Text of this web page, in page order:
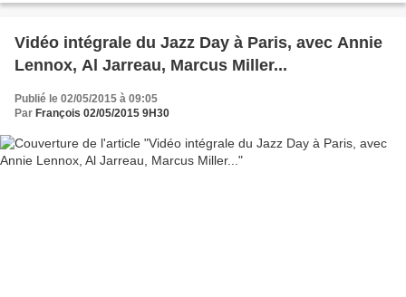
Vidéo intégrale du Jazz Day à Paris, avec Annie
Lennox, Al Jarreau, Marcus Miller...
Publié le 02/05/2015 à 09:05
Par François 02/05/2015 9H30